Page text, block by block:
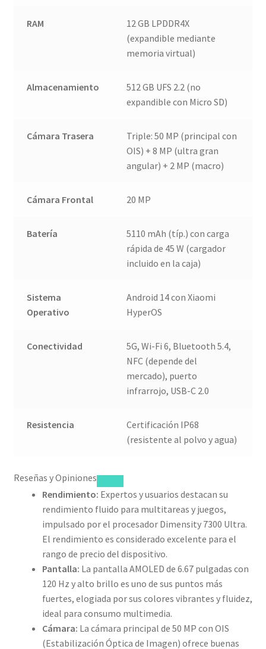
RAM
12 GB LPDDR4X
(expandible mediante
memoria virtual)
Almacenamiento
512 GB UFS 2.2 (no
expandible con Micro SD)
Cámara Trasera
Triple: 50 MP (principal con
OIS) + 8 MP (ultra gran
angular) + 2 MP (macro)
Cámara Frontal 20 MP
Batería
5110 mAh (típ.) con carga
rápida de 45 W (cargador
incluido en la caja)
Sistema
Operativo
Android 14 con Xiaomi
HyperOS
Conectividad
5G, Wi-Fi 6, Bluetooth 5.4,
NFC (depende del
mercado), puerto
infrarrojo, USB-C 2.0
Resistencia
Certificación IP68
(resistente al polvo y agua)
Reseñas y Opiniones
Rendimiento: Expertos y usuarios destacan su
rendimiento fluido para multitareas y juegos,
impulsado por el procesador Dimensity 7300 Ultra.
El rendimiento es considerado excelente para el
rango de precio del dispositivo.
Pantalla: La pantalla AMOLED de 6.67 pulgadas con
120 Hz y alto brillo es uno de sus puntos más
fuertes, elogiada por sus colores vibrantes y fluidez,
ideal para consumo multimedia.
Cámara: La cámara principal de 50 MP con OIS
(Estabilización Óptica de Imagen) ofrece buenas